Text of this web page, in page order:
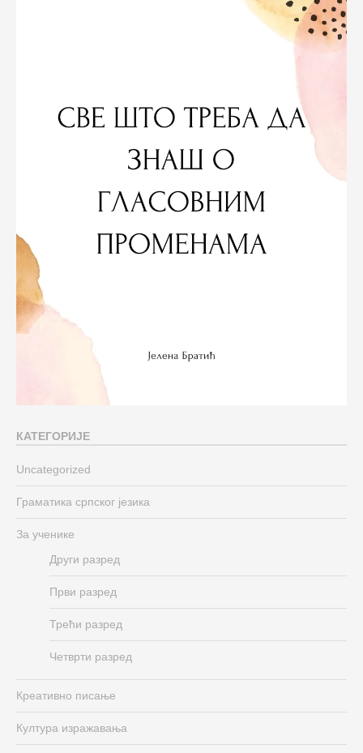
КАТЕГОРИЈЕ
Uncategorized
Граматика српског језика
За ученике
Други разред
Први разред
Трећи разред
Четврти разред
Креативно писање
Култура изражавања